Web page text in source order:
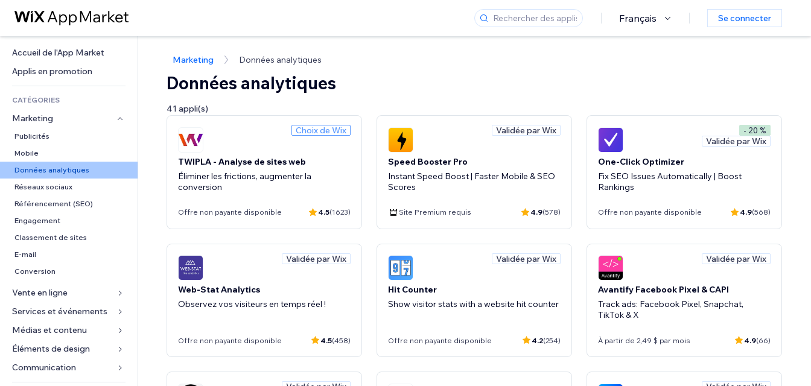
Français Se connecter
Accueil de l'App Market
Applis en promotion
CATÉGORIES
Marketing
Publicités
Mobile
Données analytiques
Réseaux sociaux
Référencement (SEO)
Engagement
Classement de sites
E-mail
Conversion
Vente en ligne
Applis pour les boutiques
Expédition et livraison
Boutons Vente
Services et événements
Hôtels
Événements
Restaurants
Immobilier
Médias et contenu
Galerie
Musique
Podcasts
Éléments de design
Cartes et navigation
Confidentialité
Marketing Données analytiques
Données analytiques
41 appli(s)
Choix de Wix
TWIPLA - Analyse de sites web
Éliminer les frictions, augmenter la
conversion
Offre non payante disponible 4.5(1623)
Validée par Wix
Speed Booster Pro
Instant Speed Boost | Faster Mobile & SEO
Scores
Site Premium requis 4.9(578)
- 20 %
Validée par Wix
One-Click Optimizer
Fix SEO Issues Automatically | Boost
Rankings
Offre non payante disponible 4.9(568)
Validée par Wix
Web-Stat Analytics
Observez vos visiteurs en temps réel !
Offre non payante disponible 4.5(458)
Validée par Wix
Hit Counter
Show visitor stats with a website hit counter
Offre non payante disponible 4.2(254)
Validée par Wix
Avantify Facebook Pixel & CAPI
Track ads: Facebook Pixel, Snapchat,
TikTok & X
À partir de 2,49 $ par mois 4.9(66)